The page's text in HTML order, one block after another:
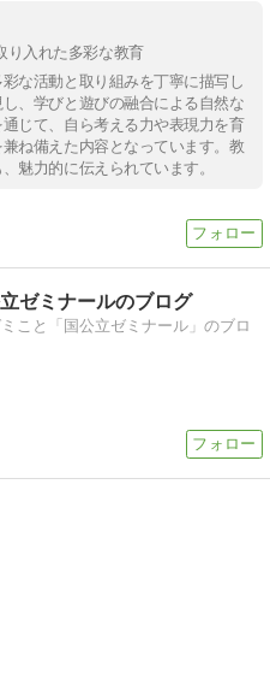
り入れた多彩な教育
な活動と取り組みを丁寧に描写し
、学びと遊びの融合による自然な
じて、自ら考える力や表現力を育
ね備えた内容となっています。教
魅力的に伝えられています。
ゼミナールのブログ
こと「国公立ゼミナール」のブロ